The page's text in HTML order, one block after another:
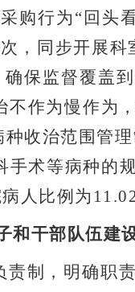
购行为 “ 回头
次，同步开展科
保监督覆盖
作为慢作为
收治范围管理
术等病种的
人比例为
和干部队伍建
责制，明确职